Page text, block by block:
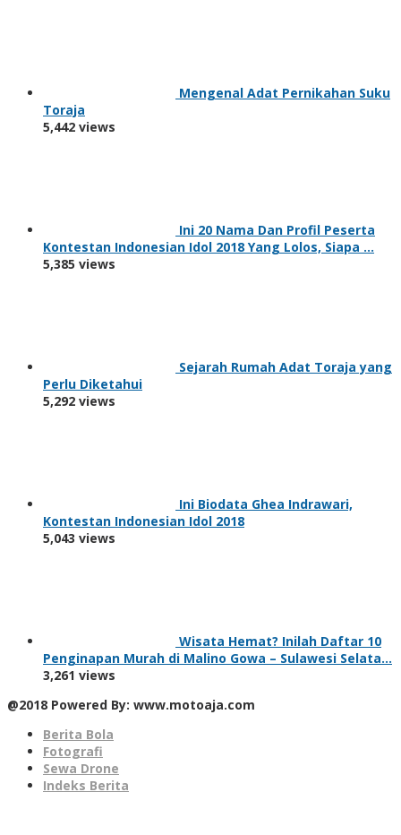
Mengenal Adat Pernikahan Suku
Toraja
5,442 views
Ini 20 Nama Dan Profil Peserta
Kontestan Indonesian Idol 2018 Yang Lolos, Siapa …
5,385 views
Sejarah Rumah Adat Toraja yang
Perlu Diketahui
5,292 views
Ini Biodata Ghea Indrawari,
Kontestan Indonesian Idol 2018
5,043 views
Wisata Hemat? Inilah Daftar 10
Penginapan Murah di Malino Gowa – Sulawesi Selata…
3,261 views
@2018 Powered By: www.motoaja.com
Berita Bola
Fotografi
Sewa Drone
Indeks Berita